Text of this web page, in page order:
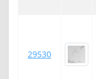
29530